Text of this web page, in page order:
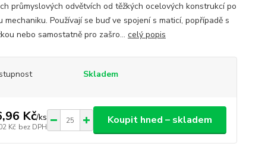
průmyslových odvětvích od těžkých ocelových konstrukcí po
mechaniku. Používají se buď ve spojení s maticí, popřípadě s
nebo samostatně pro zašro... celý popis
Skladem
Kč/ks
Kč bez DPH
Koupit hned – skladem